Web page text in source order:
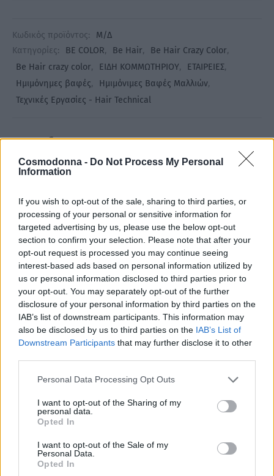
Cosmodonna - Do Not Process My Personal
Information
If you wish to opt-out of the sale, sharing to third parties, or
processing of your personal or sensitive information for
targeted advertising by us, please use the below opt-out
section to confirm your selection. Please note that after your
opt-out request is processed you may continue seeing
interest-based ads based on personal information utilized by
us or personal information disclosed to third parties prior to
your opt-out. You may separately opt-out of the further
disclosure of your personal information by third parties on the
IAB’s list of downstream participants. This information may
also be disclosed by us to third parties on the IAB’s List of
Downstream Participants that may further disclose it to other
Personal Data Processing Opt Outs
I want to opt-out of the Sharing of my
personal data.
Opted In
I want to opt-out of the Sale of my
Personal Data.
Opted In
Κωδικός προϊόντος:
Μ/Δ
Κατηγορίες:
BE COLOR, Be Hair, Be Hair Crazy Color,
Be Hair crazy color, ΕΙΔΗ ΚΟΜΜΩΤΗΡΙΟΥ, ΕΤΑΙΡΕΙΕΣ,
Ημιμόνημες βαφές, Ημιμόνιμες Βαφές Μαλλιών,
Τεχνικές Εργασίες - Hair Technical
Share
Περιγραφή
Επιπλέον πληροφορίες
Είναι ιδανικό για τον άμεσο καθαρισμό των έντονων
χρωμάτων Be crazy colors, για να προχωρήσετε σε άλλη
επιθυμητή απόχρωση. Ένα σύστημα καθαρισμού
εμπλουτισμένο με χαβιάρι, κερατίνη και κολλαγόνο, το
οποίο ξεβάφει άμεσα το χρώμα προστατεύοντας
το αγαπημένο σας προϊόν.
Τρόπος χρήσης: Λούζετε τα μαλλιά. Έπειτα ταμπονάρετε
καλά με μια πετσέτα και σε βρεγμένα μαλλιά εφαρμόζετε